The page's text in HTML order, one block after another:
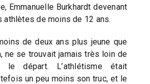
Emmanuelle Burkhardt devenant
athlètes de moins de 12 ans.
de deux ans plus jeune que
ne se trouvait jamais très loin de
départ. L’athlétisme était
un peu moins son truc, et le